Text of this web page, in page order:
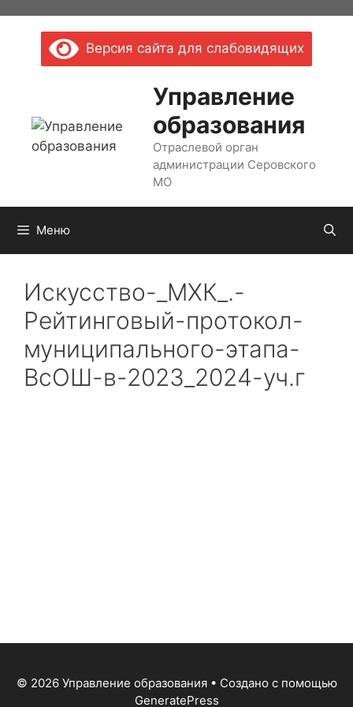
содержимомуВерсия сайта для слабовидящих
Управление
образования
Отраслевой орган
администрации Серовского
МО
Меню
Искусство-_МХК_.-
Рейтинговый-протокол-
муниципального-этапа-
ВсОШ-в-2023_2024-уч.г
© 2026 Управление образования• Создано с помощью
GeneratePress